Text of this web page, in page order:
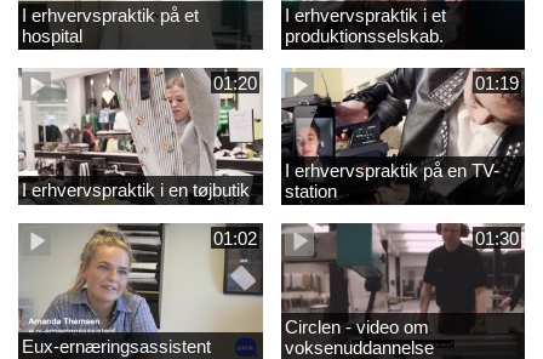
I erhvervspraktik på et
hospital
I erhvervspraktik i et
produktionsselskab.
01:20
I erhvervspraktik i en tøjbutik
01:19
I erhvervspraktik på en TV-
station
01:02
Eux-ernæringsassistent
01:30
Circlen - video om
voksenuddannelse